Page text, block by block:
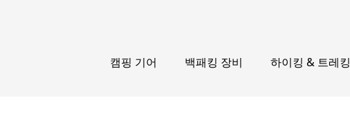
캠핑 기어 백패킹 장비 하이킹 & 트레킹